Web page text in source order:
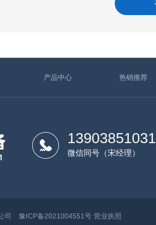
产品中心 热销推荐
13903851031
微信同号（宋经理）
司 豫ICP备2021004551号 营业执照